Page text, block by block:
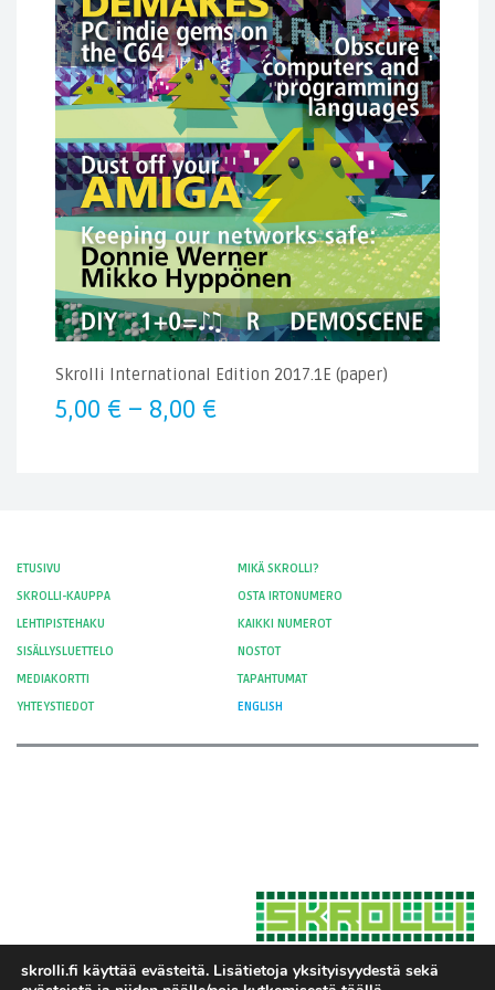
Skrolli International Edition 2017.1E (paper)
5,00 € – 8,00 €Hintaluokka:
ETUSIVU
MIKÄ SKROLLI?
SKROLLI-KAUPPA
OSTA IRTONUMERO
LEHTIPISTEHAKU
KAIKKI NUMEROT
SISÄLLYSLUETTELO
NOSTOT
MEDIAKORTTI
TAPAHTUMAT
YHTEYSTIEDOT
ENGLISH
skrolli.fi käyttää evästeitä. Lisätietoja yksityisyydestä sekä